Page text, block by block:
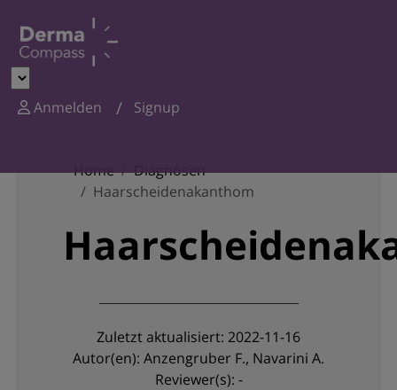
Anmelden Signup
Home
Diagnosen
Haarscheidenakanthom
Zuletzt aktualisiert: 2022-11-16
Autor(en): Anzengruber F., Navarini A.
Reviewer(s): -